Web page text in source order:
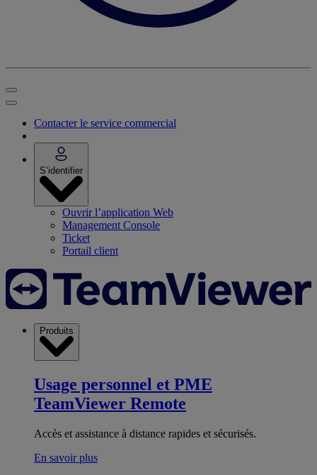
Contacter le service commercial
S’identifier
Ouvrir l’application Web
Management Console
Ticket
Portail client
Produits
Usage personnel et PME
TeamViewer Remote
Accès et assistance à distance rapides et sécurisés.
En savoir plus